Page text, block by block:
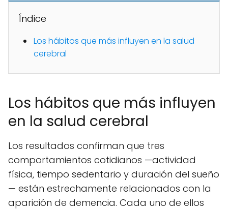
Índice
Los hábitos que más influyen en la salud
cerebral
Los hábitos que más influyen
en la salud cerebral
Los resultados confirman que tres
comportamientos cotidianos —actividad
física, tiempo sedentario y duración del sueño
— están estrechamente relacionados con la
aparición de demencia. Cada uno de ellos